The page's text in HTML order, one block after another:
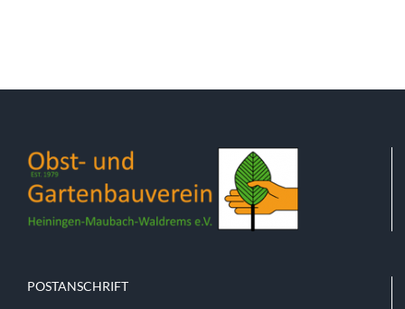
POSTANSCHRIFT